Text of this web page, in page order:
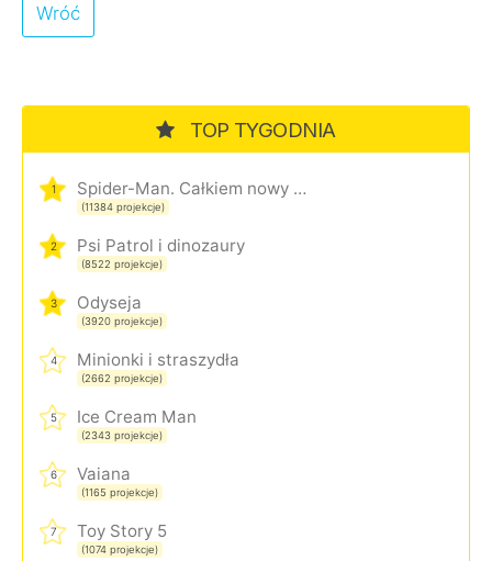
Wróć
TOP TYGODNIA
1 Spider-Man. Całkiem nowy dzień
(11384 projekcje)
2 Psi Patrol i dinozaury
(8522 projekcje)
3 Odyseja
(3920 projekcje)
4 Minionki i straszydła
(2662 projekcje)
5 Ice Cream Man
(2343 projekcje)
6 Vaiana
(1165 projekcje)
7 Toy Story 5
(1074 projekcje)